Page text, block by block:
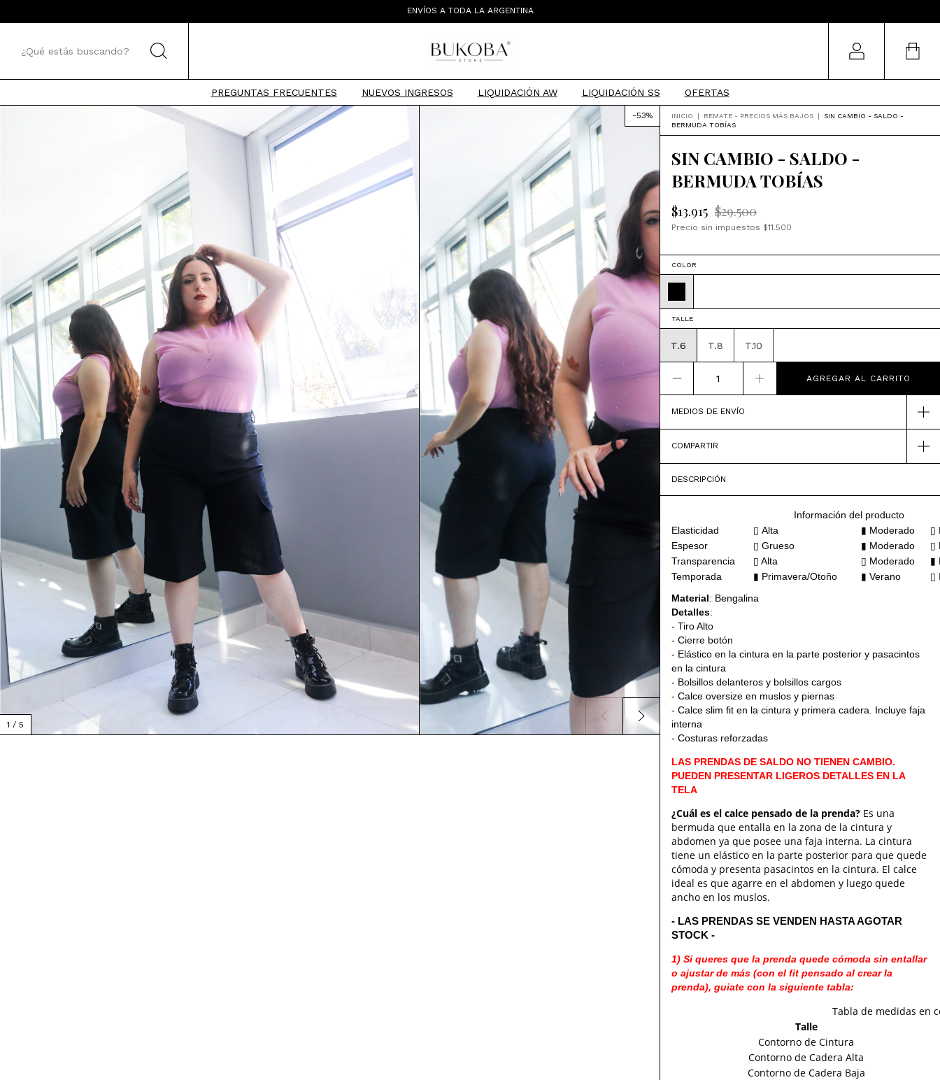
TIENDA MAYORISTA
PREGUNTAS FRECUENTES NUEVOS INGRESOS LIQUIDACIÓN AW LIQUIDACIÓN SS OFERTAS
-53%
1 / 5
INICIO | REMATE - PRECIOS MÁS BAJOS |
SIN CAMBIO - SALDO -
BERMUDA TOBÍAS
SIN CAMBIO - SALDO -
BERMUDA TOBÍAS
$13.915 $29.500
Precio sin impuestos $11.500
COLOR
TALLE
T.6 T.8 T.10
MEDIOS DE ENVÍO
COMPARTIR
DESCRIPCIÓN
Información del producto
Elasticidad
▯ Alta ▮ Moderado
▯
Espesor
▯ Grueso ▮ Moderado
▯
Transparencia
▯ Alta ▯ Moderado
▮
Temporada
▮ Primavera/Otoño ▮ Verano
▯
Material: Bengalina
Detalles:
- Tiro Alto
- Cierre botón
- Elástico en la cintura en la parte posterior y pasacintos
en la cintura
- Bolsillos delanteros y bolsillos cargos
- Calce oversize en muslos y piernas
- Calce slim fit en la cintura y primera cadera. Incluye faja
interna
- Costuras reforzadas
LAS PRENDAS DE SALDO NO TIENEN CAMBIO.
PUEDEN PRESENTAR LIGEROS DETALLES EN LA
TELA
¿Cuál es el calce pensado de la prenda? Es una
bermuda que entalla en la zona de la cintura y
abdomen ya que posee una faja interna. La cintura
tiene un elástico en la parte posterior para que quede
cómoda y presenta pasacintos en la cintura. El calce
ideal es que agarre en el abdomen y luego quede
ancho en los muslos.
- LAS PRENDAS SE VENDEN HASTA AGOTAR
STOCK -
1) Si queres que la prenda quede cómoda sin entallar
o ajustar de más (con el fit pensado al crear la
prenda), guiate con la siguiente tabla:
Tabla de medidas en
Talle
Contorno de Cintura
Contorno de Cadera Alta
Contorno de Cadera Baja